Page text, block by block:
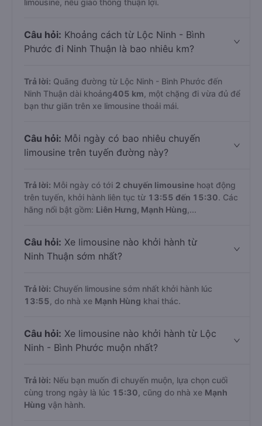
limousine, nếu giao thông thuận lợi.
Câu hỏi: Khoảng cách từ Lộc Ninh - Bình
Phước đi Ninh Thuận là bao nhiêu km?
Trả lời: Quãng đường từ Lộc Ninh - Bình Phước đến
Ninh Thuận dài khoảng405 km , một chặng đi vừa đủ để
bạn thư giãn trên xe limousine thoải mái.
Câu hỏi: Mỗi ngày có bao nhiêu chuyến
limousine trên tuyến đường này?
Trả lời: Mỗi ngày có tới 2 chuyến limousine hoạt động
trên tuyến, khởi hành liên tục từ 13:55 đến 15:30. Các
hãng nổi bật gồm: Liên Hưng, Mạnh Hùng ,...
Câu hỏi: Xe limousine nào khởi hành từ
Ninh Thuận sớm nhất?
Trả lời: Chuyến limousine sớm nhất khởi hành lúc
13:55 , do nhà xe Mạnh Hùng khai thác.
Câu hỏi: Xe limousine nào khởi hành từ Lộc
Ninh - Bình Phước muộn nhất?
Trả lời: Nếu bạn muốn đi chuyến muộn, lựa chọn cuối
cùng trong ngày là lúc 15:30 , cũng do nhà xe Mạnh
Hùng vận hành.